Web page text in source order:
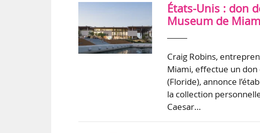
États-Unis : don
Museum de
Craig Robins,
Miami, effectue un
(Floride), annonce
la collection
Caesar…